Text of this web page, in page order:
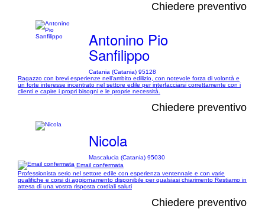
Chiedere preventivo
Antonino Pio
Sanfilippo
Catania (Catania) 95128
Ragazzo con brevi esperienze nell'ambito edilizio, con notevole forza di volontà e
un forte interesse incentrato nel settore edile per interfacciarsi correttamente con i
clienti e capire i propri bisogni e le proprie necessità.
Chiedere preventivo
Nicola
Mascalucia (Catania) 95030
Email confermata
Professionista serio nel settore edile con esperienza ventennale e con varie
qualifiche e corsi di aggiornamento disponibile per qualsiasi chiarimento Restiamo in
attesa di una vostra risposta cordiali saluti
Chiedere preventivo